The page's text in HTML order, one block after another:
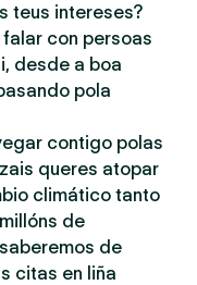
teus intereses?
falar con persoas
desde a boa
pola
contigo polas
queres atopar
climático tanto
de
de
citas en liña